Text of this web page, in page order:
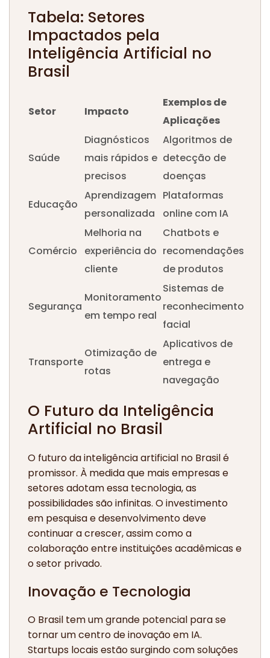
Tabela: Setores
Impactados pela
Inteligência Artificial no
Brasil
Setor Impacto
Exemplos de
Aplicações
Saúde
Diagnósticos
mais rápidos e
precisos
Algoritmos de
detecção de
doenças
Educação
Aprendizagem
personalizada
Plataformas
online com IA
Comércio
Melhoria na
experiência do
cliente
Chatbots e
recomendações
de produtos
Segurança
Monitoramento
em tempo real
Sistemas de
reconhecimento
facial
Transporte
Otimização de
rotas
Aplicativos de
entrega e
navegação
O Futuro da Inteligência
Artificial no Brasil
O futuro da inteligência artificial no Brasil é
promissor. À medida que mais empresas e
setores adotam essa tecnologia, as
possibilidades são infinitas. O investimento
em pesquisa e desenvolvimento deve
continuar a crescer, assim como a
colaboração entre instituições acadêmicas e
o setor privado.
Inovação e Tecnologia
O Brasil tem um grande potencial para se
tornar um centro de inovação em IA.
Startups locais estão surgindo com soluções